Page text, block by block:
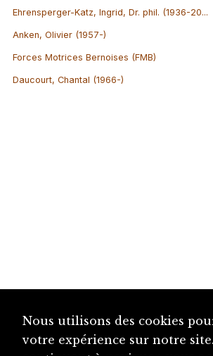
Ehrensperger-Katz, Ingrid, Dr. phil. (1936-20...
Anken, Olivier (1957-)
Forces Motrices Bernoises (FMB)
Daucourt, Chantal (1966-)
Nous utilisons des cookies
votre expérience sur notre